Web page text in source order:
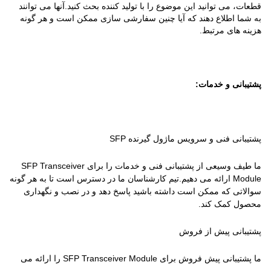
قطعات، می توانید این موضوع را با تولید کننده بحث کنید.آنها می توانند
به شما اطلاع دهند که آیا چنین سفارشی سازی ممکن است و هر گونه
هزینه های مرتبط.
پشتیبانی و خدمات:
پشتیبانی فنی و سرویس ماژول گیرنده SFP
ما طیف وسیعی از پشتیبانی فنی و خدمات را برای SFP Transceiver
Module ارائه می دهیم.تیم کارشناسان ما در دسترس است تا به هر گونه
سوالاتی که ممکن است داشته باشید پاسخ دهد و در نصب و نگهداری
محصول کمک کند.
پشتیبانی پیش از فروش
ما پشتیبانی پیش فروش برای SFP Transceiver Module را ارائه می